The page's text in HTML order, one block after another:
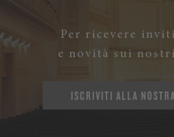
Per ricevere
e novità sui
ISCRIVITI ALLA